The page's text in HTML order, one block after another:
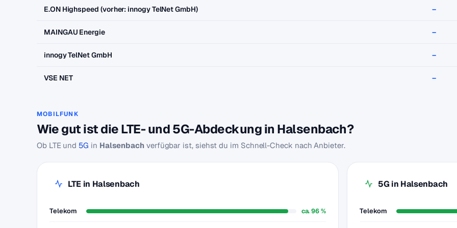
E.ON Highspeed (vorher: innogy TelNet GmbH) –
MAINGAU Energie –
innogy TelNet GmbH –
VSE NET –
MOBILFUNK
Wie gut ist die LTE- und 5G-Abdeckung in Halsenbach?
Ob LTE und 5G in Halsenbach verfügbar ist, siehst du im Schnell-Check nach Anbieter.
LTE in Halsenbach
Telekom ca. 96 %
5G in Halsenbach
Telekom